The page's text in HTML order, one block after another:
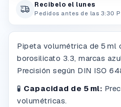
Recibelo el lunes
Pedidos antes de las 3:30
Pipeta volumétrica de 5 ml
borosilicato 3.3, marcas
Precisión según DIN ISO
🧪 Capacidad de 5 ml:
volumétricas.